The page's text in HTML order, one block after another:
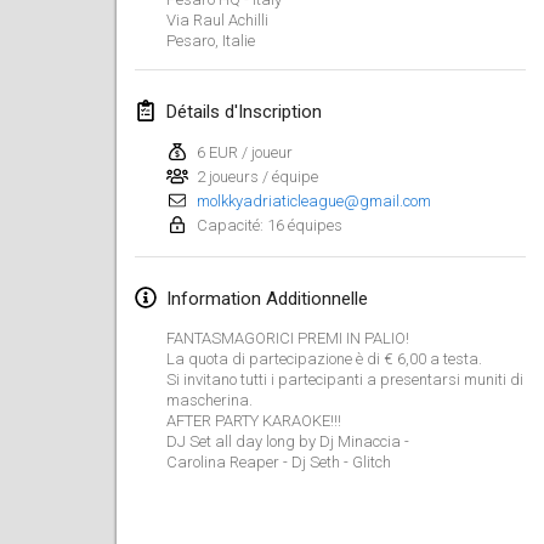
Via Raul Achilli
Pesaro, Italie
Détails d'Inscription
6 EUR / joueur
2 joueurs / équipe
molkkyadriaticleague@gmail.com
Capacité: 16 équipes
Information Additionnelle
FANTASMAGORICI PREMI IN PALIO!
La quota di partecipazione è di € 6,00 a testa.
Si invitano tutti i partecipanti a presentarsi muniti di
mascherina.
AFTER PARTY KARAOKE!!!
DJ Set all day long by Dj Minaccia -
Carolina Reaper - Dj Seth - Glitch
ANNULÉ
Open de Boulay Triplette
Tournoi du printemps confiné
9 avr. 2021|France
10 avr. 2021|France
Halové MČR Trojnásobný - Czech Indoor Triple
10 avr. 2021|République tchèque
ANNULÉ
Doublette du Molkkamis
24 avr. 2021 Belgique